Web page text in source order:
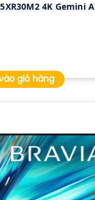
4K Gemini
giỏ hàng